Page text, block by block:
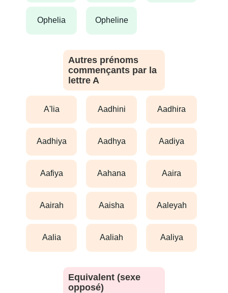
ophelia opheline
Autres prénoms
commençants par la
lettre A
a'lia aadhini aadhira
aadhiya aadhya aadiya
aafiya aahana aaira
aairah aaisha aaleyah
aalia aaliah aaliya
Equivalent (sexe
opposé)